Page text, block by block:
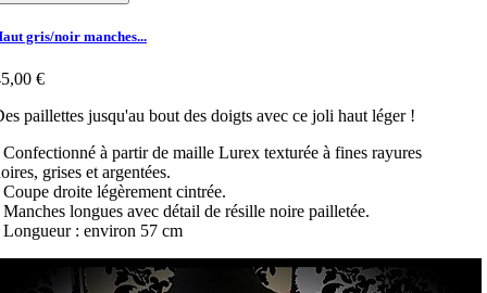
gris/noir manches...
€
paillettes jusqu'au bout des doigts avec ce joli haut léger !
Confectionné à partir de maille Lurex texturée à fines rayures
grises et argentées.
Coupe droite légèrement cintrée.
Manches longues avec détail de résille noire pailletée.
Longueur : environ 57 cm